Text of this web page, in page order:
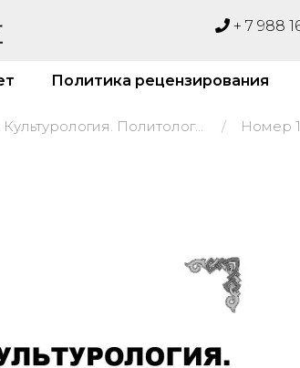
+ 7 988
Политика рецензирования
История. Культурология. Политология Номер